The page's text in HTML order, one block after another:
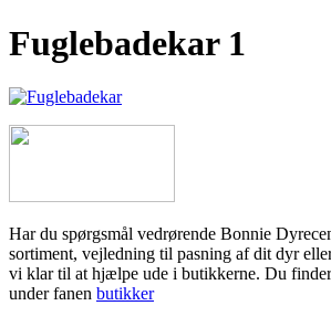
Fuglebadekar 1
Har du spørgsmål vedrørende Bonnie
sortiment, vejledning til pasning af dit dyr
vi klar til at hjælpe ude i butikkerne. Du
under fanen butikker